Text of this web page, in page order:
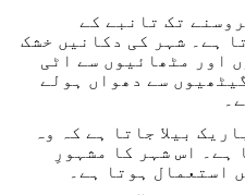
تک تانبے کے
ہے۔ شہر کی دکانیں خشک
اور مٹھائیوں سے اٹی
سے دھواں ہولے
بیلا جاتا ہے کہ وہ
ہے۔ اس شہر کا مشہورِ
استعمال ہوتا ہے۔